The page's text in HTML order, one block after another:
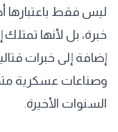
ليس فقط باعتبارها
خبرة، بل لأنها تمتلك
إضافة إلى خبرات
وصناعات عسكرية
السنوات الأخيرة.